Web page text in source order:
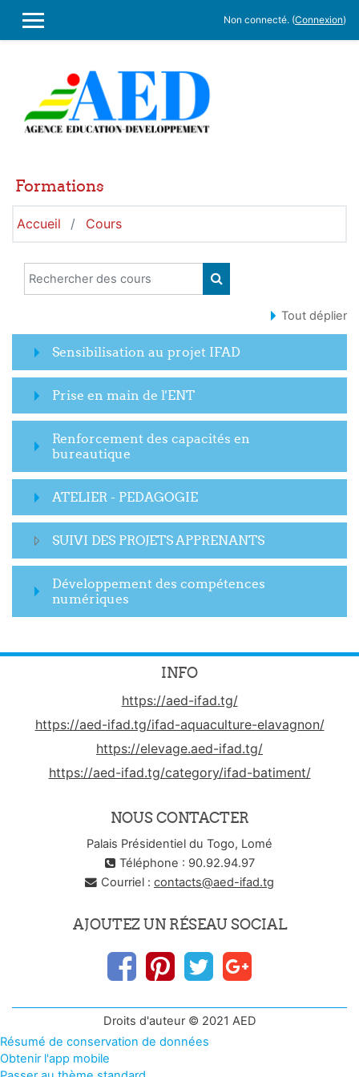
PANNEAU LATÉRAL
Non connecté. (Connexion)
Formations
Accueil Cours
Rechercher des cours
RECHERCHER DES
Tout déplier
Sensibilisation au projet IFAD
Prise en main de l'ENT
Renforcement des capacités en
bureautique
ATELIER - PEDAGOGIE
SUIVI DES PROJETS APPRENANTS
Développement des compétences
numériques
INFO
https://aed-ifad.tg/
https://aed-ifad.tg/ifad-aquaculture-elavagnon/
https://elevage.aed-ifad.tg/
https://aed-ifad.tg/category/ifad-batiment/
NOUS CONTACTER
Palais Présidentiel du Togo, Lomé
Téléphone : 90.92.94.97
Courriel : contacts@aed-ifad.tg
AJOUTEZ UN RÉSEAU SOCIAL
Droits d'auteur © 2021 AED
Résumé de conservation de données
Obtenir l'app mobile